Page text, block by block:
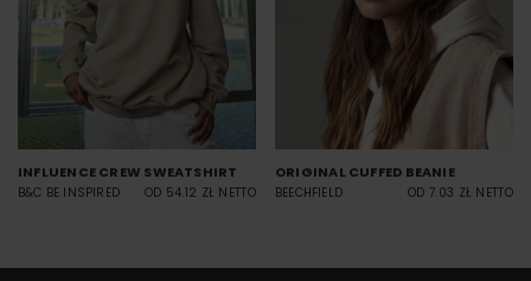
INFLUENCE CREW SWEATSHIRT
B&C BE INSPIRED OD 54.12 ZŁ NETTO
ORIGINAL CUFFED BEANIE
BEECHFIELD OD 7.03 ZŁ NETTO